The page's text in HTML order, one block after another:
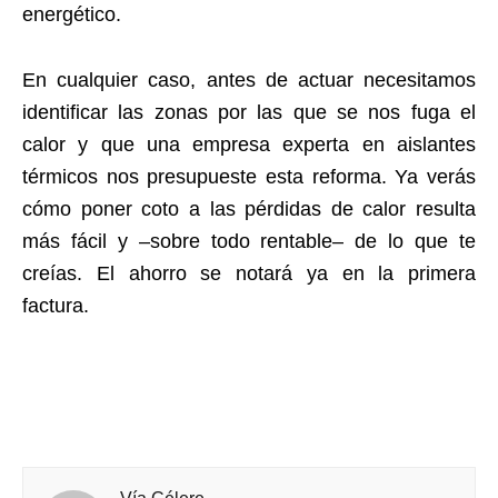
energético.
En cualquier caso, antes de actuar necesitamos
identificar las zonas por las que se nos fuga el
calor y que una empresa experta en aislantes
térmicos nos presupueste esta reforma. Ya verás
cómo poner coto a las pérdidas de calor resulta
más fácil y –sobre todo rentable– de lo que te
creías. El ahorro se notará ya en la primera
factura.